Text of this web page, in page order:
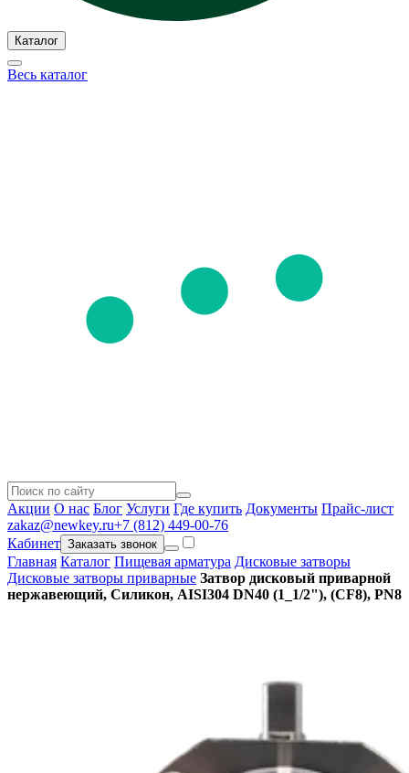
Каталог
Весь каталог
Акции О нас Блог Услуги Где купить Документы Прайс-лист
zakaz@newkey.ru+7 (812) 449-00-76
Кабинет Заказать звонок
Главная Каталог Пищевая арматура Дисковые затворы
Дисковые затворы приварные Затвор дисковый приварной
нержавеющий, Силикон, AISI304 DN40 (1_1/2"), (CF8), PN8